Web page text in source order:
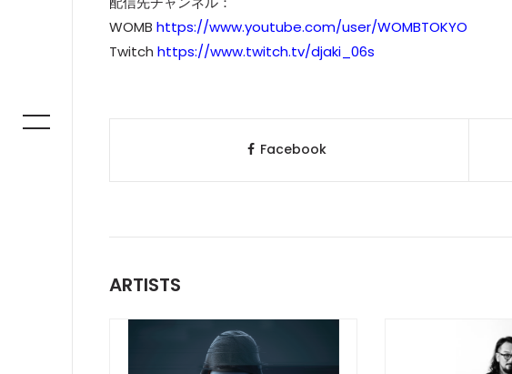
WOMB https://www.youtube.com/user/WOMBTOKYO
Twitch https://www.twitch.tv/djaki_06s
Facebook
ARTISTS